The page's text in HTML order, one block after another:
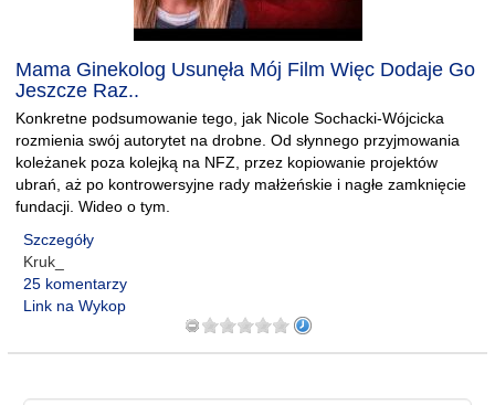
Mama Ginekolog Usunęła Mój Film Więc Dodaje Go
Jeszcze Raz..
Konkretne podsumowanie tego, jak Nicole Sochacki-Wójcicka
rozmienia swój autorytet na drobne. Od słynnego przyjmowania
koleżanek poza kolejką na NFZ, przez kopiowanie projektów
ubrań, aż po kontrowersyjne rady małżeńskie i nagłe zamknięcie
fundacji. Wideo o tym.
Szczegóły
Kruk_
25 komentarzy
Link na Wykop